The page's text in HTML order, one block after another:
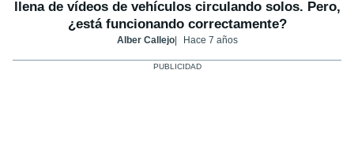
llena de vídeos de vehículos circulando solos. Pero,
¿está funcionando correctamente?
Alber Callejo Hace 7 años